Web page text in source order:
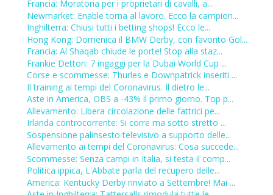
Francia: Moratoria per i proprietari di cavalli, a...
Newmarket: Enable torna al lavoro. Ecco la campion...
Inghilterra: Chiusi tutti i betting shops! Ecco le...
Hong Kong: Domenica il BMW Derby, con favorito Gol...
Francia: Al Shaqab chiude le porte! Stop alla staz...
Frankie Dettori: 7 ingaggi per la Dubai World Cup ...
Corse e scommesse: Thurles e Downpatrick inseriti ...
Il training ai tempi del Coronavirus. Il dietro le...
Aste in America, OBS a -43% il primo giorno. Top p...
Allevamento: Libera circolazione delle fattrici pe...
Irlanda controcorrente: Si corre ma sotto stretto ...
Sospensione palinsesto televisivo a supporto delle...
Allevamento ai tempi del Coronavirus: Cosa succede...
Scommesse: Senza campi in Italia, si testa il comp...
Politica ippica, L'Abbate parla del recupero delle...
America: Kentucky Derby rinviato a Settembre! Mai ...